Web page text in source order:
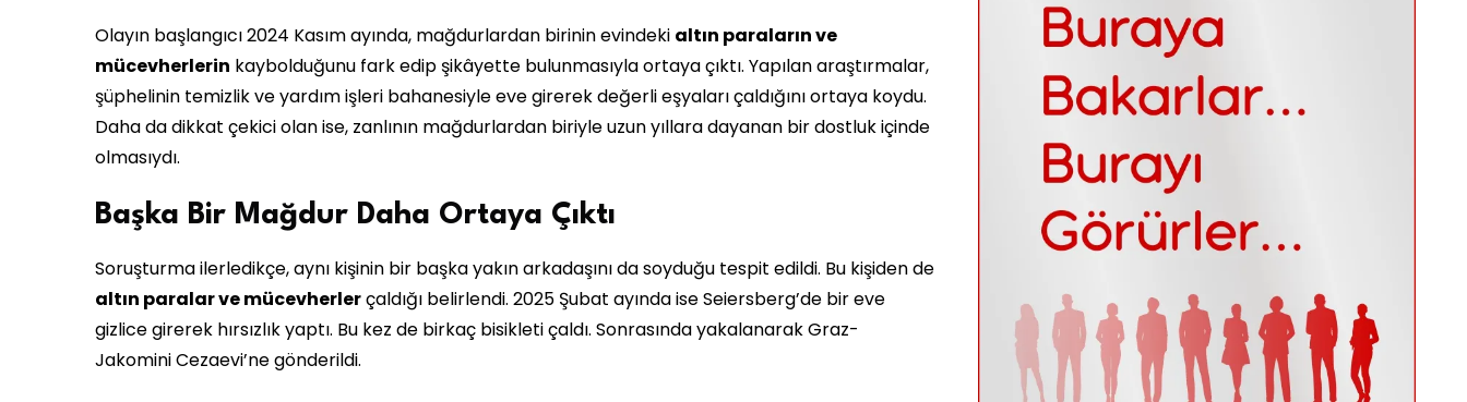
Olayın başlangıcı 2024 Kasım ayında, mağdurlardan birinin evindeki altın paraların ve
mücevherlerin kaybolduğunu fark edip şikâyette bulunmasıyla ortaya çıktı. Yapılan araştırmalar,
şüphelinin temizlik ve yardım işleri bahanesiyle eve girerek değerli eşyaları çaldığını ortaya koydu.
Daha da dikkat çekici olan ise, zanlının mağdurlardan biriyle uzun yıllara dayanan bir dostluk içinde
olmasıydı.
Başka Bir Mağdur Daha Ortaya Çıktı
Soruşturma ilerledikçe, aynı kişinin bir başka yakın arkadaşını da soyduğu tespit edildi. Bu kişiden de
altın paralar ve mücevherlerçaldığı belirlendi. 2025 Şubat ayında ise Seiersberg’de bir eve
gizlice girerek hırsızlık yaptı. Bu kez de birkaç bisikleti çaldı. Sonrasında yakalanarak Graz-
Jakomini Cezaevi’ne gönderildi.